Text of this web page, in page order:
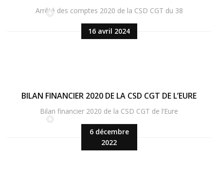
16 avril 2024
Arrêté des comptes 2020 de la CSD CGT du 38
6 décembre
2022
BILAN FINANCIER 2020 DE LA CSD CGT DE L’EURE
Bilan financier 2020 de la CSD CGT de l’Eure